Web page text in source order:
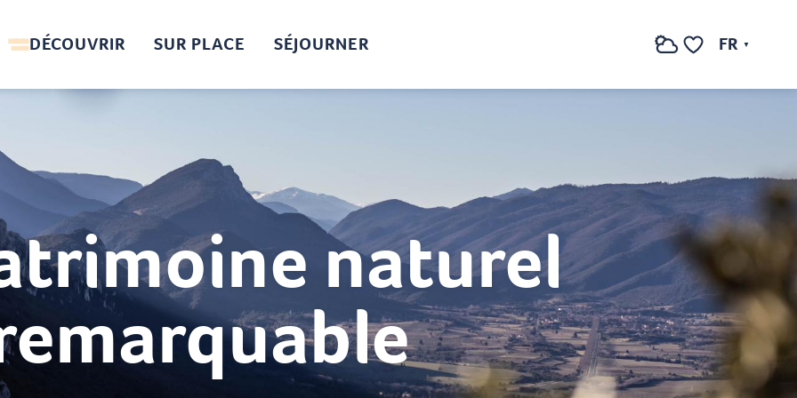
Recherche FR
DÉCOUVRIR SUR PLACE SÉJOURNER
naturel